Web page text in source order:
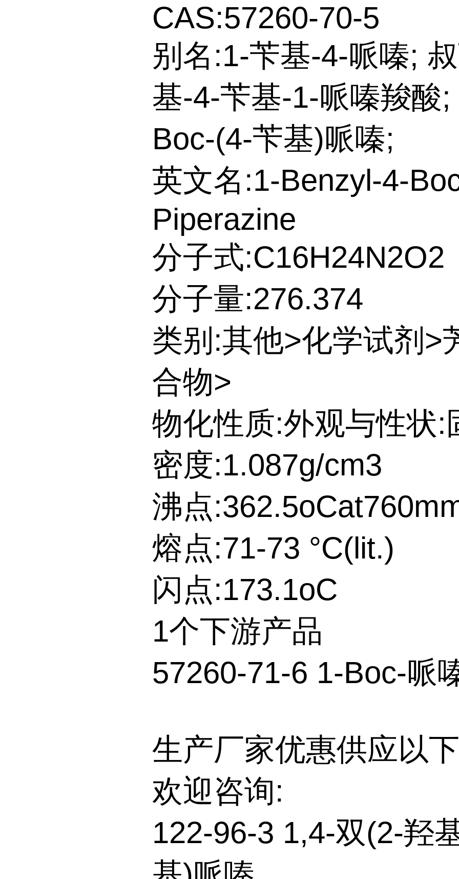
CAS:57260-70-5
别名:1-苄基-4-哌嗪;
基-4-苄基-1-哌嗪羧酸;
Boc-(4-苄基)哌嗪;
英文名:1-Benzyl-4-
Piperazine
分子式:C16H24N2O2
分子量:276.374
类别:其他>化学试剂>
合物>
物化性质:外观与性状:
密度:1.087g/cm3
沸点
熔点:71-73 °C(lit.)
闪点:173.1oC
1个下游产品
57260-71-6 1-Boc-哌
生产厂家优惠供应以
欢迎咨询:
122-96-3 1,4-双(2-羟